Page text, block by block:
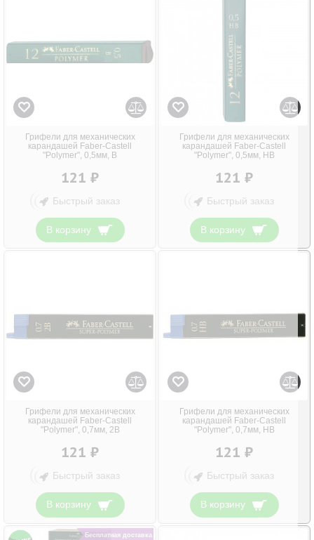
Грифели для механических
карандашей Faber-Castell
"Polymer", 0,5мм, B
121 ₽
Быстрый заказ
В корзину
Грифели для механических
карандашей Faber-Castell
"Polymer", 0,5мм, HB
121 ₽
Быстрый заказ
В корзину
Грифели для механических
карандашей Faber-Castell
"Polymer", 0,7мм, 2B
121 ₽
Быстрый заказ
В корзину
Грифели для механических
карандашей Faber-Castell
"Polymer", 0,7мм, HB
121 ₽
Быстрый заказ
В корзину
Бесплатная доставка